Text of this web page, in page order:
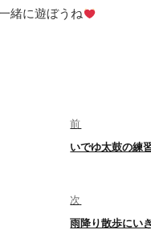
緒に遊ぼうね
投
ナ
前
前
稿:
いでゆ太鼓の練
次
次
雨降り散歩にい